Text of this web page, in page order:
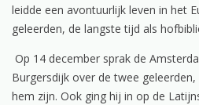
leidde een avontuurlijk leven in het
geleerden, de langste tijd als
Op 14 december sprak de
Burgersdijk over de twee
hem zijn. Ook ging hij in op de